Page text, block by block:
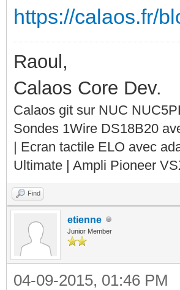
https://calaos.fr/
Raoul,
Calaos Core Dev.
Calaos git sur NUC
Sondes 1Wire DS18B20
| Ecran tactile ELO avec
Ultimate | Ampli Pioneer
Find
etienne
Junior Member
04-09-2015, 01:46 PM